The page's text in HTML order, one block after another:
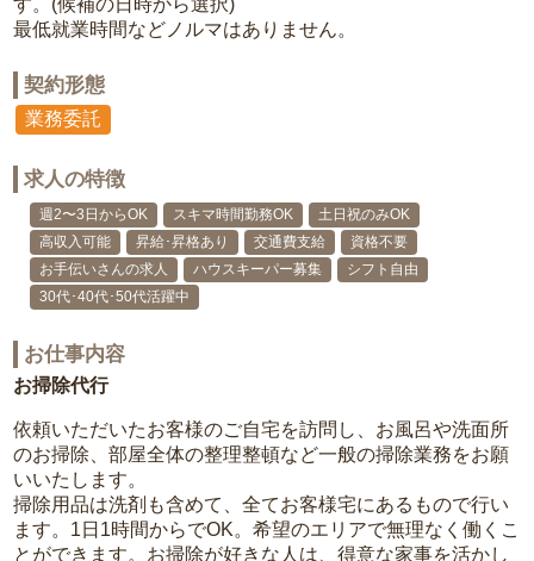
す。(候補の日時から選択)
最低就業時間などノルマはありません。
契約形態
業務委託
求人の特徴
週2〜3日からOK スキマ時間勤務OK
土日祝のみOK
高収入可能
昇給･昇格あり 交通費支給
資格不要
お手伝いさんの求人
ハウスキーパー募集
シフト自由
30代･40代･50代活躍中
お仕事内容
お掃除代行
依頼いただいたお客様のご自宅を訪問し、お風呂や洗面所
のお掃除、部屋全体の整理整頓など一般の掃除業務をお願
いいたします。
掃除用品は洗剤も含めて、全てお客様宅にあるもので行い
ます。1日1時間からでOK。希望のエリアで無理なく働くこ
とができます。お掃除が好きな人は、得意な家事を活かし